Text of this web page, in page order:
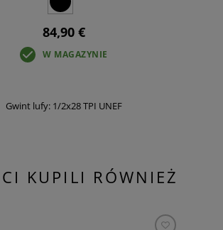
84,90 €
W MAGAZYNIE
Gwint lufy: 1/2x28 TPI UNEF
KUPILI RÓWNIEŻ